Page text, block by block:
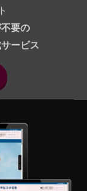
要の
ービス